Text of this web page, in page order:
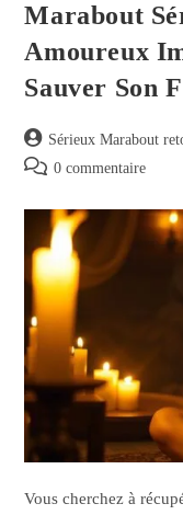
Marabout
Amoureux
Sauver Son
Sérieux Marabout
0 commentaire
Vous cherchez à